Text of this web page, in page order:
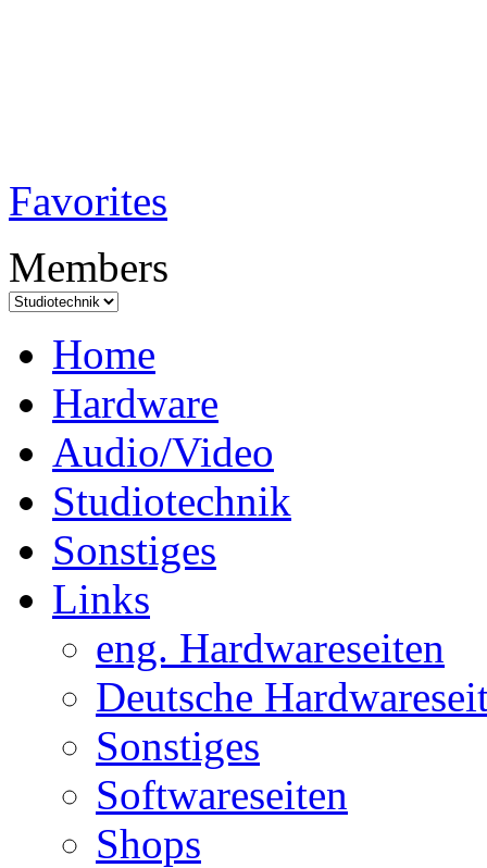
Favorites
Members
Home
Hardware
Audio/Video
Studiotechnik
Sonstiges
Links
eng. Hardwareseiten
Deutsche
Sonstiges
Softwareseiten
Shops